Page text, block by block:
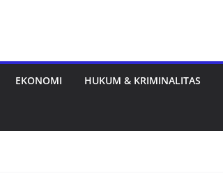
EKONOMI HUKUM & KRIMINALITAS